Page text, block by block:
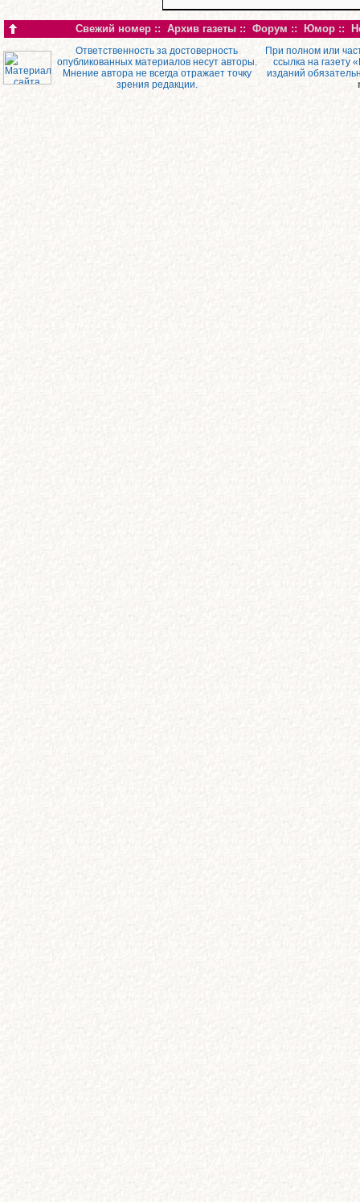
Свежий номер :: Архив газеты :: Форум :: Юмор ::
Ответственность за достоверность
опубликованных материалов несут авторы.
Мнение автора не всегда отражает точку
зрения редакции.
При полном или
ссылка на газету
изданий